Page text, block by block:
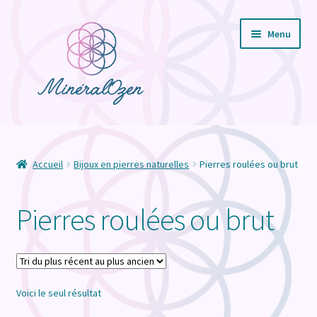
navigation
Menu
menu
enfant
Bijoux en pierres naturelles
Ouvrir
le
menu
enfant
Accueil Bijoux en pierres naturelles Pierres roulées ou brut
Pierres roulées ou brut
Voici le seul résultat